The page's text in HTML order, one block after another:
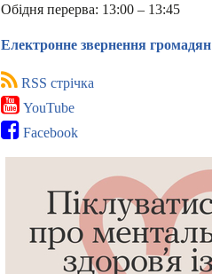
Обідня перерва: 13:00 – 13:45
Електронне звернення громадян
RSS стрічка
YouTube
Facebook